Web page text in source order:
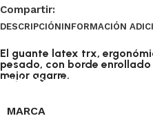
Compartir:
DESCRIPCIÓNINFORMACIÓN
El guante latex trx,
pesado, con borde
mejor agarre.
Ficha Técnica Guante calibre
MARCA